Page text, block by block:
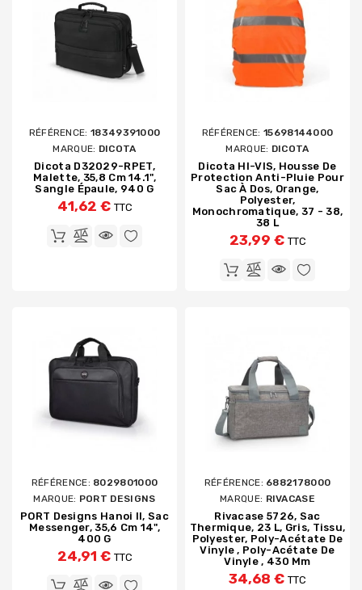
RÉFÉRENCE: 18349391000
MARQUE: DICOTA
Dicota D32029-RPET,
Malette, 35,8 Cm 14.1",
Sangle Épaule, 940 G
41,62 € TTC
RÉFÉRENCE: 15698144000
MARQUE: DICOTA
Dicota HI-VIS, Housse De
Protection Anti-Pluie Pour
Sac À Dos, Orange,
Polyester,
Monochromatique, 37 - 38,
38 L
23,99 € TTC
RÉFÉRENCE: 8029801000
MARQUE: PORT DESIGNS
PORT Designs Hanoi II, Sac
Messenger, 35,6 Cm 14",
400 G
24,91 € TTC
RÉFÉRENCE: 6882178000
MARQUE: RIVACASE
Rivacase 5726, Sac
Thermique, 23 L, Gris, Tissu,
Polyester, Poly-Acétate De
Vinyle , Poly-Acétate De
Vinyle , 430 Mm
34,68 € TTC